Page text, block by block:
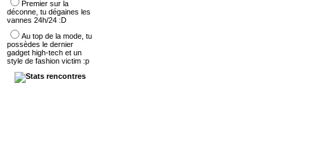
Premier sur la
déconne, tu dégaines les
vannes 24h/24 :D
Au top de la mode, tu
possèdes le dernier
gadget high-tech et un
style de fashion victim :p